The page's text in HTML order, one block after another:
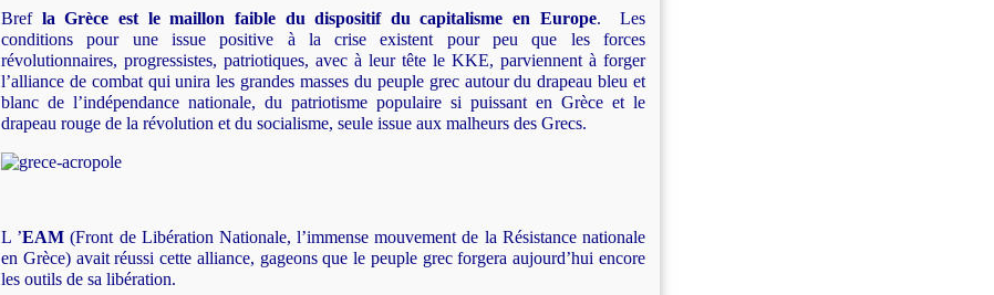
Bref la Grèce est le maillon faible du dispositif du capitalisme en Europe. Les
conditions pour une issue positive à la crise existent pour peu que les forces
révolutionnaires, progressistes, patriotiques, avec à leur tête le KKE, parviennent à forger
l’alliance de combat qui unira les grandes masses du peuple grec autour du drapeau bleu et
blanc de l’indépendance nationale, du patriotisme populaire si puissant en Grèce et le
drapeau rouge de la révolution et du socialisme, seule issue aux malheurs des Grecs.
L ’EAM (Front de Libération Nationale, l’immense mouvement de la Résistance nationale
en Grèce) avait réussi cette alliance, gageons que le peuple grec forgera aujourd’hui encore
les outils de sa libération.